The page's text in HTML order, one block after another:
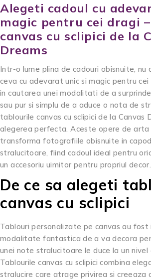
Alegeti cadoul cu
magic pentru cei dragi
canvas cu sclipici de la
Dreams
Intr-o lume plina de cadouri obisnuite, nu
ceva cu adevarat unic si magic pentru
in cautarea unei modalitati de a
sau pur si simplu de a aduce o nota de
tablourile canvas cu sclipici de la Canvas
alegerea perfecta. Aceste opere de
transforma fotografiile obisnuite in
stralucitoare, fiind cadoul ideal pentru
un accesoriu uimitor pentru propriul decor.
De ce sa alegeti
canvas cu sclipici
Tablouri personalizate pe canvas au
modalitate fantastica de a va decora
unei note stralucitoare le duce la un nivel
Tablourile canvas cu sclipici combina
stralucire care atrage privirea si creeaza